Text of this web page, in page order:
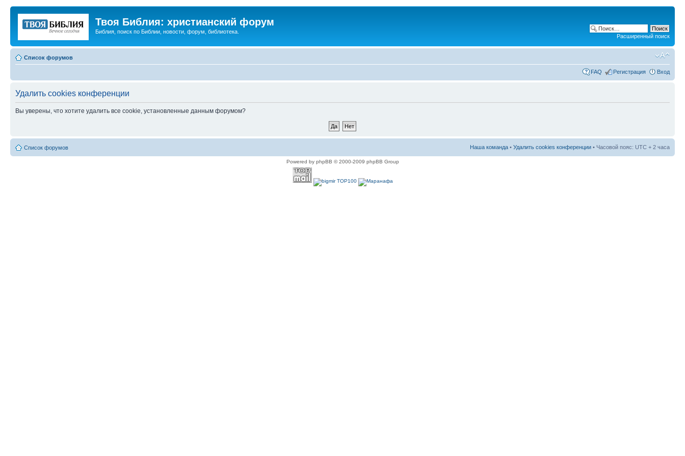
Твоя Библия: христианский форум
Библия, поиск по Библии, новости, форум, библиотека.
Расширенный поиск
Список форумов
FAQ Регистрация Вход
Удалить cookies конференции
Вы уверены, что хотите удалить все cookie, установленные данным форумом?
Список форумов Наша команда • Удалить cookies конференции • Часовой пояс: UTC + 2 часа
Powered by phpBB © 2000-2009 phpBB Group